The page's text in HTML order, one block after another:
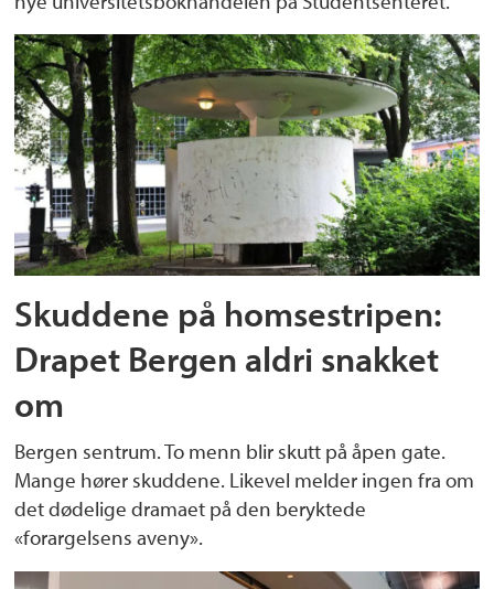
Skuddene på homsestripen:
Drapet Bergen aldri snakket
om
Bergen sentrum. To menn blir skutt på åpen gate.
Mange hører skuddene. Likevel melder ingen fra om
det dødelige dramaet på den beryktede
«forargelsens aveny».